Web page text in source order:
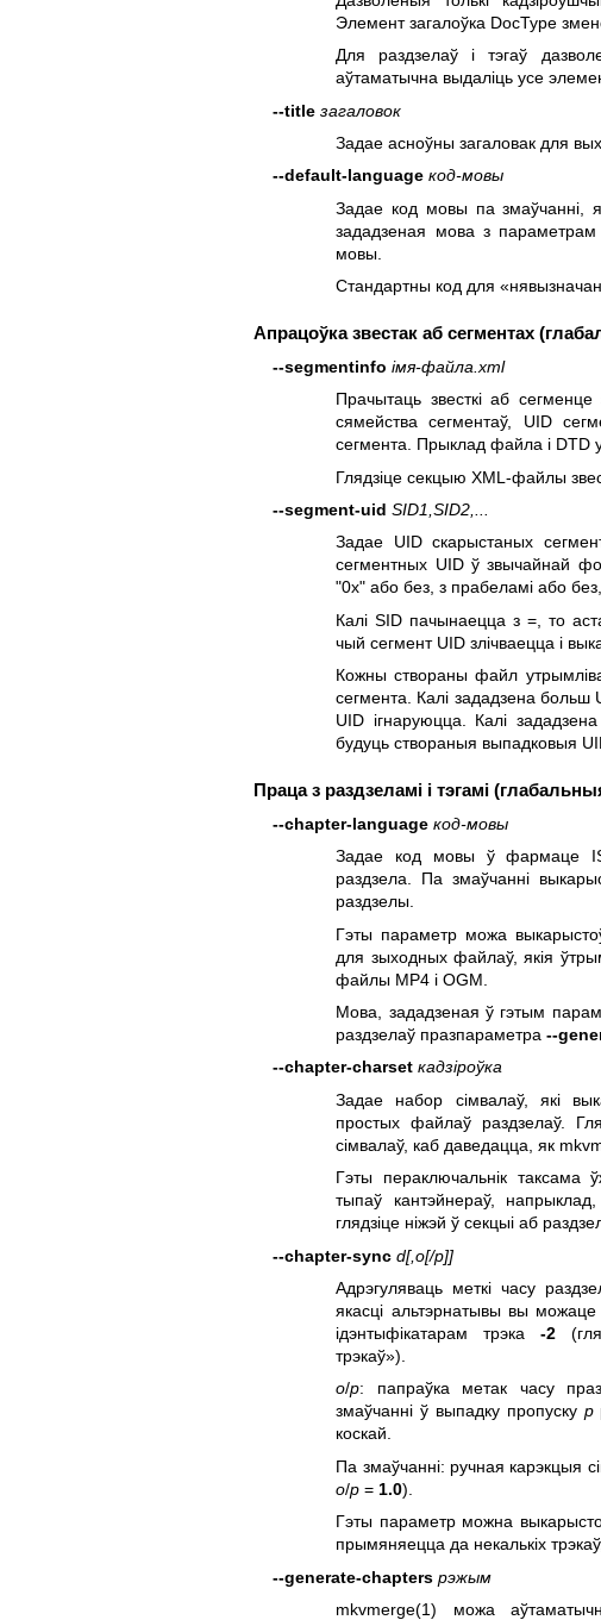
Элемент загалоўка DocType
Для раздзелаў і тэгаў
аўтаматычна выдаліць усе
--title загаловок
Задае асноўны загаловак для
--default-language код-мовы
Задае код мовы па змаўчанні,
зададзеная мова з параметрам
мовы.
Стандартны код для
Апрацоўка звестак аб сегментах
--segmentinfo імя-файла.xml
Прачытаць звесткі аб
сямейства сегментаў, UID
сегмента. Прыклад файла і DTD
Глядзіце секцыю XML-файлы
--segment-uid SID1,SID2,...
Задае UID скарыстаных
сегментных UID ў звычайнай
"0x" або без, з прабеламі або
Калі SID пачынаецца з =, то
чый сегмент UID злічваецца і
Кожны створаны файл
сегмента. Калі зададзена больш
UID ігнаруюцца. Калі
будуць створаныя выпадковыя
Праца з раздзеламі і тэгамі
--chapter-language код-мовы
Задае код мовы ў фармаце
раздзела. Па змаўчанні
раздзелы.
Гэты параметр можа
для зыходных файлаў, якія
файлы MP4 і OGM.
Мова, зададзеная ў гэтым
раздзелаў празпараметра--
--chapter-charset кадзіроўка
Задае набор сімвалаў, які
простых файлаў раздзелаў.
сімвалаў, каб даведацца, як
Гэты пераключальнік таксама
тыпаў кантэйнераў,
глядзіце ніжэй ў секцыі аб
--chapter-sync d[,o[/p]]
Адрэгуляваць меткі часу
якасці альтэрнатывы вы
ідэнтыфікатарам трэка-2
трэкаў»).
o/p: папраўка метак часу
змаўчанні ў выпадку пропуску p
коскай.
Па змаўчанні: ручная карэкцыя
o/p = 1.0).
Гэты параметр можна
прымяняецца да некалькіх
--generate-chapters рэжым
mkvmerge(1) можа